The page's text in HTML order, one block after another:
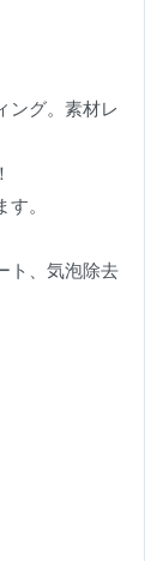
ング。素材レ
。
ト、気泡除去